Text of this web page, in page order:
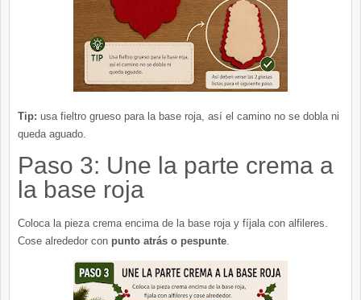
Tip: usa fieltro grueso para la base roja, así el camino no se dobla ni
queda aguado.
Paso 3: Une la parte crema a
la base roja
Coloca la pieza crema encima de la base roja y fíjala con alfileres.
Cose alrededor con punto atrás o pespunte